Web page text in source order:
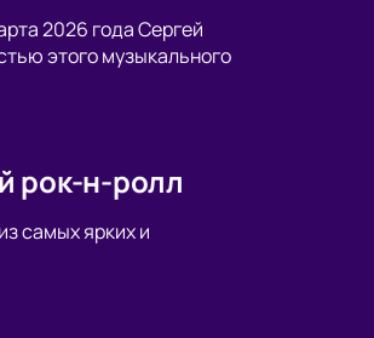
2026 года Сергей
этого музыкального
рок-н-ролл
самых ярких и